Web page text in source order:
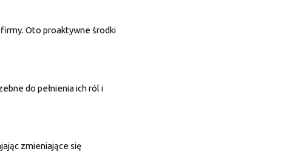
Oto proaktywne środki
do pełnienia ich ról i
zmieniające się